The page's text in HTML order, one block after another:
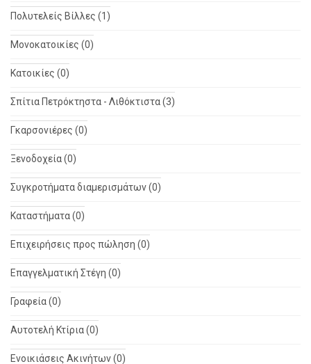
Πολυτελείς Βίλλες (1)
Μονοκατοικίες (0)
Κατοικίες (0)
Σπίτια Πετρόκτηστα - Λιθόκτιστα (3)
Γκαρσονιέρες (0)
Ξενοδοχεία (0)
Συγκροτήματα διαμερισμάτων (0)
Καταστήματα (0)
Επιχειρήσεις προς πώληση (0)
Επαγγελματική Στέγη (0)
Γραφεία (0)
Αυτοτελή Κτίρια (0)
Ενοικιάσεις Ακινήτων (0)